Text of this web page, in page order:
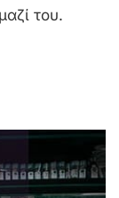
του.